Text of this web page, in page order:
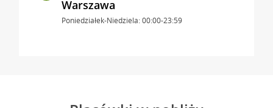
Warszawa
Poniedziałek-Niedziela: 00:00-23:59